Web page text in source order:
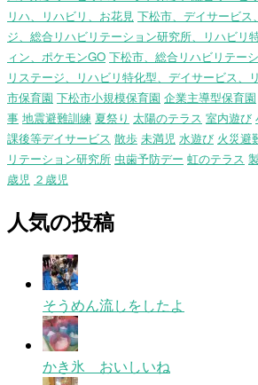
リハ、リハビリ、お花見 下松市、デイサービス
ジ、総合リハビリテーション研究所、リハビリ
ィン、ポケモンGO 下松市、総合リハビリテー
リステージ、リハビリ特化型、デイサービス、
市保育園 下松市小規模保育園 企業主導型保育園
事 地震避難訓練 夏祭り 太陽のテラス 室内遊び
課後等デイサービス 散歩 未満児 水遊び 火災避
リテーション研究所 虫歯予防デー 虹のテラス
歳児 ２歳児
人気の投稿
そうめん流しをしたよ
かき氷 おいしいね